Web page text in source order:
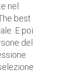
nel
best
E poi
del